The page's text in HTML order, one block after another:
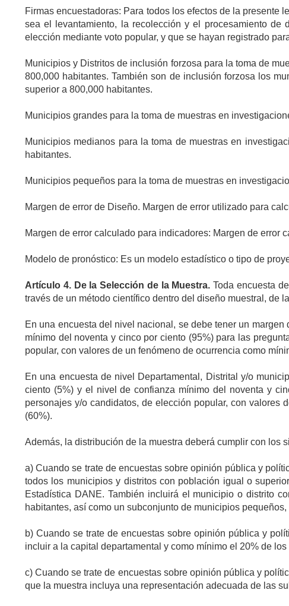
Firmas encuestadoras: Para todos los efectos de la presente
sea el levantamiento, la recolección y el procesamiento
elección mediante voto popular, y que se hayan registrado
Municipios y Distritos de inclusión forzosa para la toma de
800,000 habitantes. También son de inclusión forzosa los
superior a 800,000 habitantes.
Municipios grandes para la toma de muestras en
Municipios medianos para la toma de muestras en
habitantes.
Municipios pequeños para la toma de muestras en
Margen de error de Diseño. Margen de error utilizado para
Margen de error calculado para indicadores: Margen de
Modelo de pronóstico: Es un modelo estadístico o tipo de
Artículo 4. De la Selección de la Muestra. Toda encuesta
través de un método científico dentro del diseño muestral, de
En una encuesta del nivel nacional, se debe tener un
mínimo del noventa y cinco por ciento (95%) para las
popular, con valores de un fenómeno de ocurrencia como
En una encuesta de nivel Departamental, Distrital y/o
ciento (5%) y el nivel de confianza mínimo del noventa y
personajes y/o candidatos, de elección popular, con valores
(60%).
Además, la distribución de la muestra deberá cumplir con los
a) Cuando se trate de encuestas sobre opinión pública y
todos los municipios y distritos con población igual o
Estadística DANE. También incluirá el municipio o distrito
habitantes, así como un subconjunto de municipios
b) Cuando se trate de encuestas sobre opinión pública y
incluir a la capital departamental y como mínimo el 20% de
c) Cuando se trate de encuestas sobre opinión pública y
que la muestra incluya una representación adecuada de las